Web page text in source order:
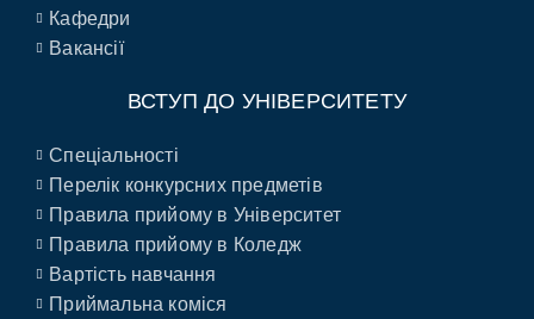
Кафедри
Вакансії
ВСТУП ДО УНІВЕРСИТЕТУ
Спеціальності
Перелік конкурсних предметів
Правила прийому в Університет
Правила прийому в Коледж
Вартість навчання
Приймальна коміся